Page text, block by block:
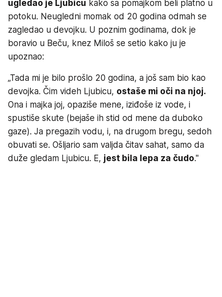
ugledao je Ljubicu kako sa pomajkom beli platno u
potoku. Neugledni momak od 20 godina odmah se
zagledao u devojku. U poznim godinama, dok je
boravio u Beču, knez Miloš se setio kako ju je
upoznao:
„Tada mi je bilo prošlo 20 godina, a još sam bio kao
devojka. Čim videh Ljubicu, ostaše mi oči na njoj.
Ona i majka joj, opaziše mene, iziđoše iz vode, i
spustiše skute (bejaše ih stid od mene da duboko
gaze). Ja pregazih vodu, i, na drugom bregu, sedoh
obuvati se. Ošljario sam valjda čitav sahat, samo da
duže gledam Ljubicu. E, jest bila lepa za čudo."